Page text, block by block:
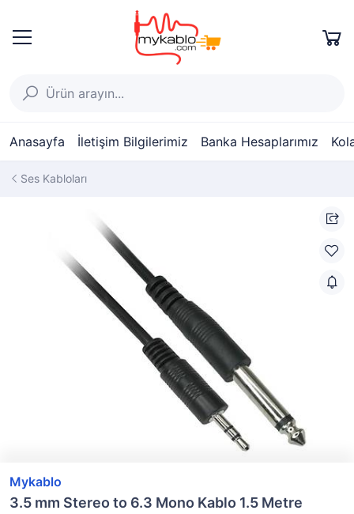
Anasayfa İletişim Bilgilerimiz Banka Hesaplarımız
Ses Kabloları
Mykablo
3.5 mm Stereo to 6.3 Mono Kablo 1.5 Metre